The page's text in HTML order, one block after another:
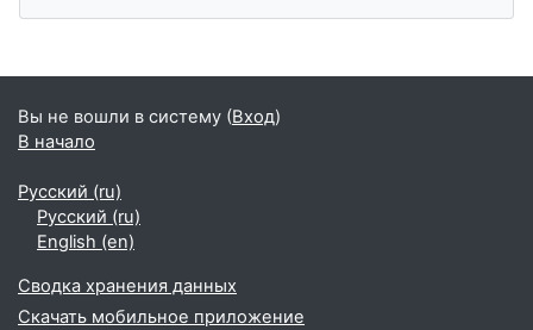
Блоки
Вы не вошли в систему (Вход)
В начало
Русский ‎(ru)‎
Русский ‎(ru)‎
English ‎(en)‎
Сводка хранения данных
Скачать мобильное приложение